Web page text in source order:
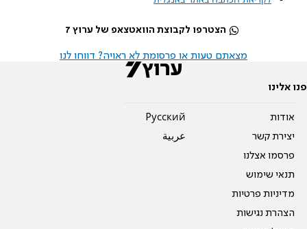
הצטרפו לקבוצת הוואטצאפ של ערוץ 7
מצאתם טעות או פרסומת לא ראויה? דווחו לנו
פנו אלינו
אודות
יצירת קשר
פרסמו אצלנו
תנאי שימוש
מדיניות פרטיות
הצהרת נגישות
Pусский
عربية